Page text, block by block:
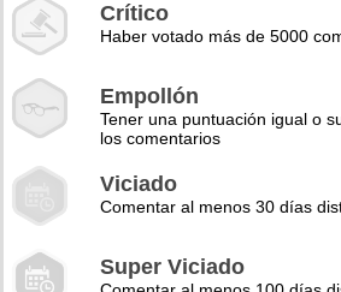
Crítico
Haber votado más de 5000
Empollón
Tener una puntuación igual o
los comentarios
Viciado
Comentar al menos 30 días
Super Viciado